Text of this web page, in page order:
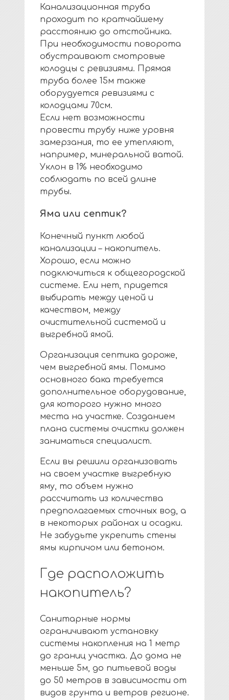
Канализационная труба
проходит по кратчайшему
расстоянию до отстойника.
При необходимости поворота
обустраивают смотровые
колодцы с ревизиями. Прямая
труба более 15м также
оборудуется ревизиями с
колодцами 70см.
Если нет возможности
провести трубу ниже уровня
замерзания, то ее утепляют,
например, минеральной ватой.
Уклон в 1% необходимо
соблюдать по всей длине
трубы.
Яма или септик?
Конечный пункт любой
канализации – накопитель.
Хорошо, если можно
подключиться к общегородской
системе. Ели нет, придется
выбирать между ценой и
качеством, между
очистительной системой и
выгребной ямой.
Организация септика дороже,
чем выгребной ямы. Помимо
основного бака требуется
дополнительное оборудование,
для которого нужно много
места на участке. Созданием
плана системы очистки должен
заниматься специалист.
Если вы решили организовать
на своем участке выгребную
яму, то объем нужно
рассчитать из количества
предполагаемых сточных вод, а
в некоторых районах и осадки.
Не забудьте укрепить стены
ямы кирпичом или бетоном.
Где расположить
накопитель?
Санитарные нормы
ограничивают установку
системы накопления на 1 метр
до границ участка. До дома не
меньше 5м, до питьевой воды
до 50 метров в зависимости от
видов грунта и ветров регионе.